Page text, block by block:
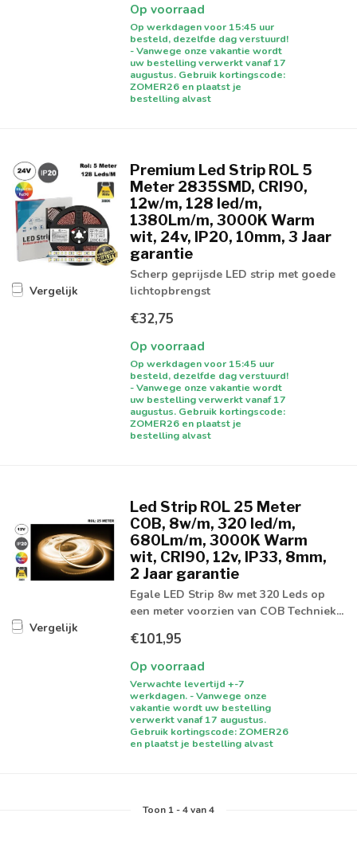
Op voorraad
Op werkdagen voor 15:45 uur
besteld, dezelfde dag verstuurd!
- Vanwege onze vakantie wordt
uw bestelling verwerkt vanaf 17
augustus. Gebruik kortingscode:
ZOMER26 en plaatst je
bestelling alvast
Vergelijk
Premium Led Strip ROL 5
Meter 2835SMD, CRI90,
12w/m, 128 led/m,
1380Lm/m, 3000K Warm
wit, 24v, IP20, 10mm, 3 Jaar
garantie
Scherp geprijsde LED strip met goede
lichtopbrengst
€32,75
Op voorraad
Op werkdagen voor 15:45 uur
besteld, dezelfde dag verstuurd!
- Vanwege onze vakantie wordt
uw bestelling verwerkt vanaf 17
augustus. Gebruik kortingscode:
ZOMER26 en plaatst je
bestelling alvast
Vergelijk
Led Strip ROL 25 Meter
COB, 8w/m, 320 led/m,
680Lm/m, 3000K Warm
wit, CRI90, 12v, IP33, 8mm,
2 Jaar garantie
Egale LED Strip 8w met 320 Leds op
een meter voorzien van COB Techniek...
€101,95
Op voorraad
Verwachte levertijd +-7
werkdagen. - Vanwege onze
vakantie wordt uw bestelling
verwerkt vanaf 17 augustus.
Gebruik kortingscode: ZOMER26
en plaatst je bestelling alvast
Toon 1-4van 4